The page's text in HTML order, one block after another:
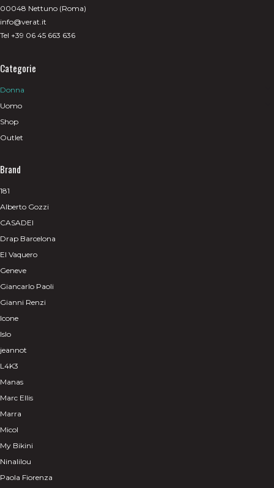
00048 Nettuno (Roma)
info@verat.it
Tel +39 06 45 663 636
Categorie
Donna
Uomo
Shop
Outlet
Brand
181
Alberto Gozzi
CASADEI
Drap Barcelona
El Vaquero
Geneve
Giancarlo Paoli
Gianni Renzi
Icone
Islo
jeannot
L4K3
Manas
Marc Ellis
Marra
Micol
My Bikini
Ninalilou
Paola Fiorenza